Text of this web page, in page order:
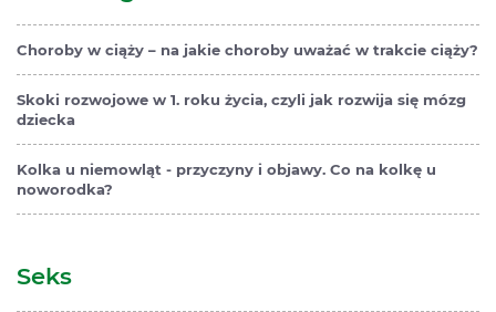
Choroby w ciąży – na jakie choroby uważać w trakcie ciąży?
Skoki rozwojowe w 1. roku życia, czyli jak rozwija się mózg
dziecka
Kolka u niemowląt - przyczyny i objawy. Co na kolkę u
noworodka?
Seks